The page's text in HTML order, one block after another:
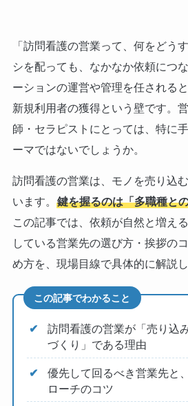
「訪問看護の営業って、何をどう
シを配っても、なかなか依頼に
ーションの運営や管理を任される
新規利用者の獲得という壁です。
師・セラピストにとっては、特に
ーマではないでしょうか。
訪問看護の営業は、モノを売り込
います。 鍵を握るのは「多職種と
この記事では、依頼が自然と増え
している営業先の選び方・挨拶の
め方を、現場目線で具体的に解説し
この記事でわかること
訪問看護の営業が「売り込
づくり」である理由
優先して回るべき営業先と
ローチのコツ